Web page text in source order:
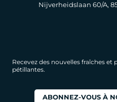
Nijverheidslaan 60/A,
Recevez des nouvelles fraîches
pétillantes.
ABONNEZ-VOUS À